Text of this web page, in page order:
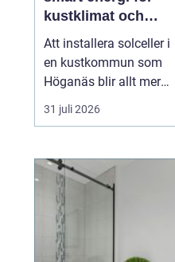
kustklimat och
framtid
Att installera solceller i
en kustkommun som
Höganäs blir allt mer
attraktivt, både för
villaägare,
och företag.
Kombinationen av bra
solförutsättningar,
stigande energipriser
och olika stödformer gör
att fler börjar räkna på
31 juli 2026